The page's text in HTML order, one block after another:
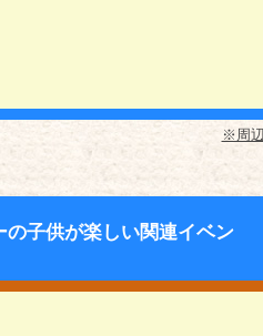
※周
子供が楽しい関連イベン